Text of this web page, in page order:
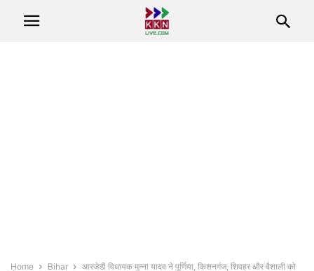
Home Bihar
आरजेडी विधायक मुन्ना यादव ने पूर्णिया, किशनगंज, शिवहर और वैशाली को